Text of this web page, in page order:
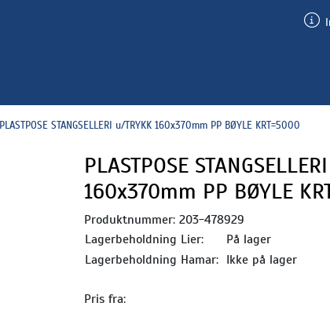
PLASTPOSE STANGSELLERI u/TRYKK 160x370mm PP BØYLE KRT=5000
PLASTPOSE
160x370mm PP BØYLE
Produktnummer: 203-478929
Lagerbeholdning Lier:
På lager
Lagerbeholdning Hamar: Ikke på lager
Pris fra: